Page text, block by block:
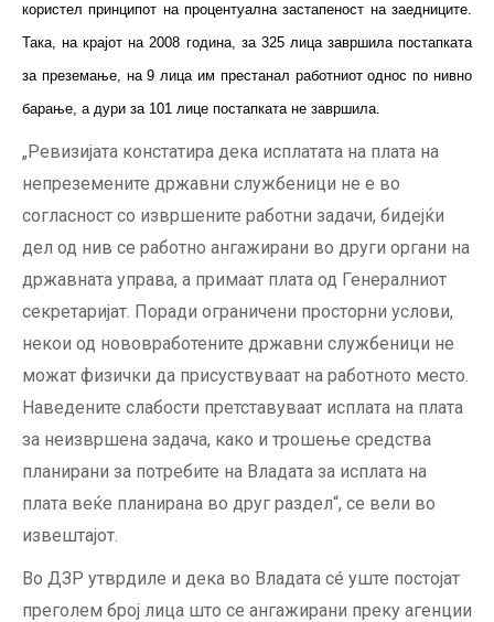
користел принципот на процентуална застапеност на заедниците.
Така, на крајот на 2008 година, за 325 лица завршила постапката
за преземање, на 9 лица им престанал работниот однос по нивно
барање, а дури за 101 лице постапката не завршила.
„Ревизијата констатира дека исплатата на плата на
непреземените државни службеници не е во
согласност со извршените работни задачи, бидејќи
дел од нив се работно ангажирани во други органи на
државната управа, а примаат плата од Генералниот
секретаријат. Поради ограничени просторни услови,
некои од нововработените државни службеници не
можат физички да присуствуваат на работното место.
Наведените слабости претставуваат исплата на плата
за неизвршена задача, како и трошење средства
планирани за потребите на Владата за исплата на
плата веќе планирана во друг раздел“, се вели во
извештајот.
Во ДЗР утврдиле и дека во Владата сé уште постојат
преголем број лица што се ангажирани преку агенции